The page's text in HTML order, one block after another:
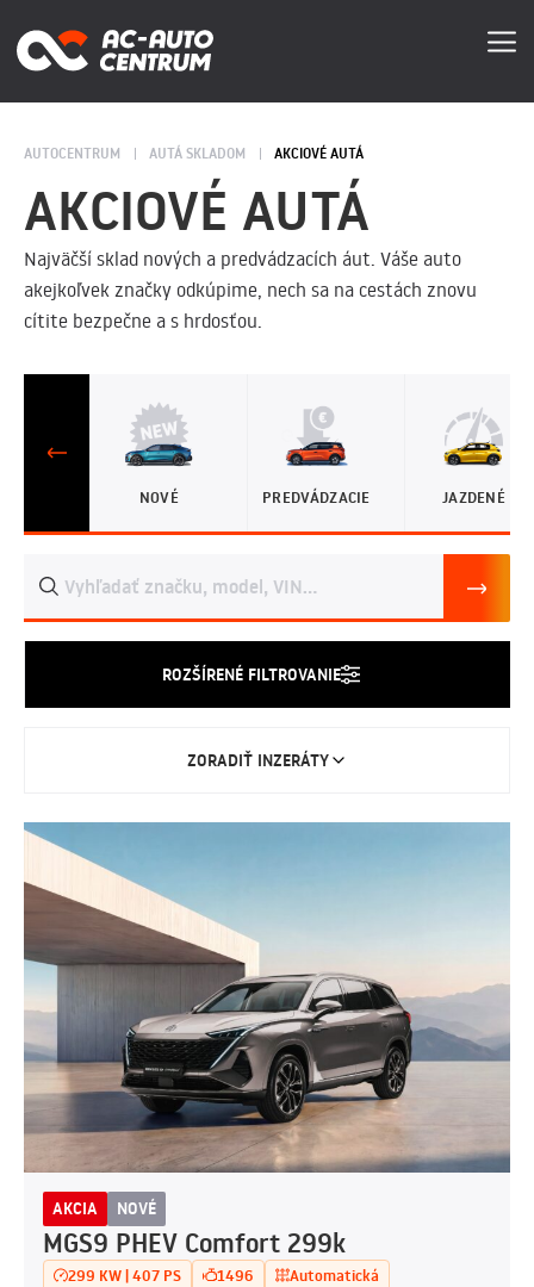
AUTOCENTRUM AUTÁ SKLADOM AKCIOVÉ AUTÁ
AKCIOVÉ AUTÁ
Najväčší sklad nových a predvádzacích áut. Váše auto
akejkoľvek značky odkúpime, nech sa na cestách znovu
cítite bezpečne a s hrdosťou.
NOVÉ PREDVÁDZACIE JAZDENÉ
ZORADIŤ INZERÁTY
ROZŠÍRENÉ FILTROVANIE
AKCIA NOVÉ
MGS9 PHEV Comfort 299k
299 KW | 407 PS 1496
Automatická